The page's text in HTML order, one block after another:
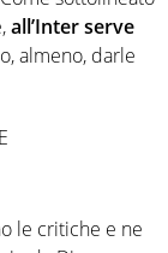
all’Inter serve
almeno, darle
le critiche e ne